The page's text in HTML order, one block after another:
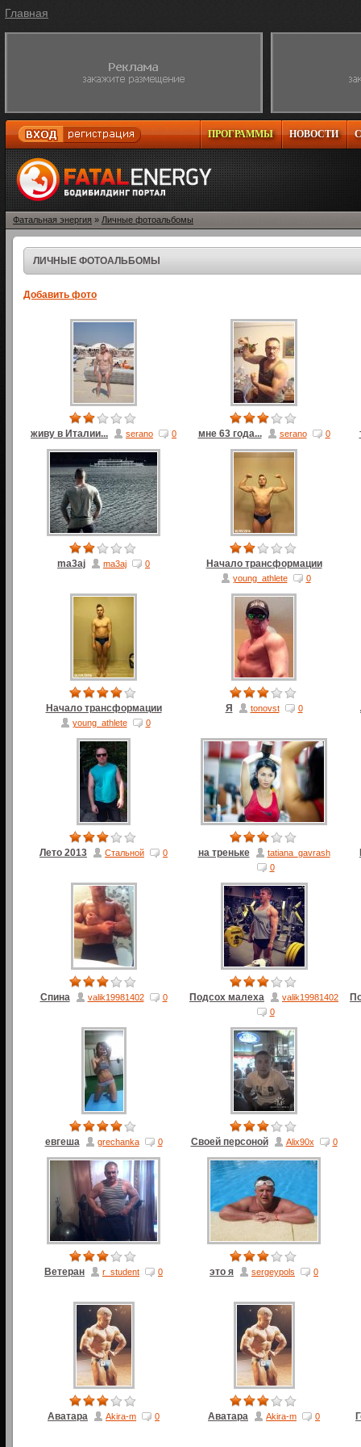
Главная
НОВОСТИ
ПРОГРАММЫ
Фатальная энергия » Личные фотоальбомы
ЛИЧНЫЕ ФОТОАЛЬБОМЫ
Добавить фото
живу в Италии... serano 0 мне 63 года... serano 0
ma3aj ma3aj 0 Начало трансформации
young_athlete 0
Начало трансформации
young_athlete 0
Я tonovst 0
Лето 2013 Стальной 0 на треньке
tatiana_gavrash
0
Спина valik19981402 0 Подсох малеха
valik19981402
0
евгеша grechanka 0 Своей персоной Alix90x 0
Ветеран r_student 0 это я sergeypols 0
Аватара Akira-m 0 Аватара Akira-m 0